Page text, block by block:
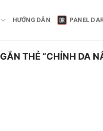
HƯỚNG DẪN PANEL
THẺ “CHỈNH DA